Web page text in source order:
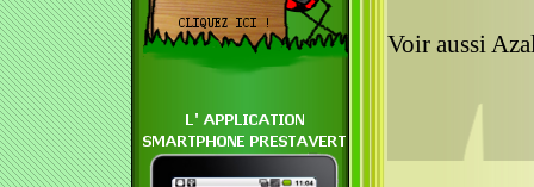
Voir aussi